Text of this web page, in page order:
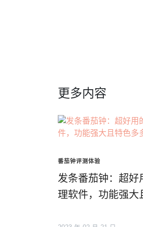
更多内容
番茄钟评测体验
发条番茄钟：超好
理软件，功能强大